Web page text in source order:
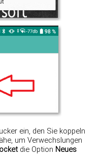
ein, den Sie koppeln
um Verwechslungen
die Option Neues